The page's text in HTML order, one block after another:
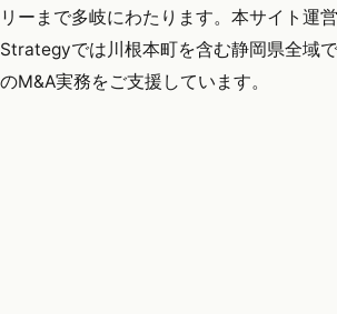
リーまで多岐にわたります。本サイト運
Strategyでは川根本町を含む静岡県全域
のM&A実務をご支援しています。